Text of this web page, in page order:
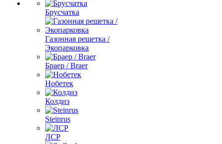
Брусчатка
Газонная решетка /
Экопарковка
Браер / Braer
Нобетек
Колдиз
Steinrus
ЛСР